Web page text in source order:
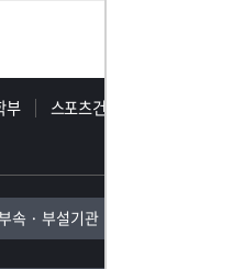
부
스포츠건강학부
속 · 부설기관